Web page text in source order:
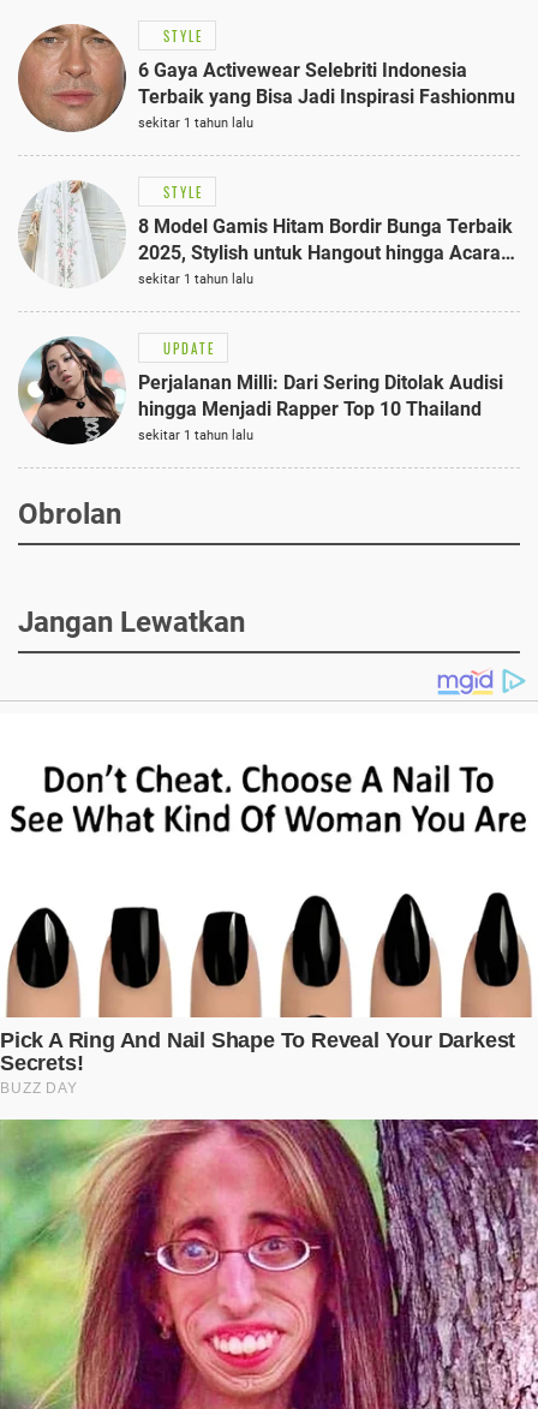
STYLE
6 Gaya Activewear Selebriti Indonesia
Terbaik yang Bisa Jadi Inspirasi Fashionmu
sekitar 1 tahun lalu
STYLE
8 Model Gamis Hitam Bordir Bunga Terbaik
2025, Stylish untuk Hangout hingga Acara
Semi-Formal
sekitar 1 tahun lalu
UPDATE
Perjalanan Milli: Dari Sering Ditolak Audisi
hingga Menjadi Rapper Top 10 Thailand
sekitar 1 tahun lalu
Obrolan
Jangan Lewatkan